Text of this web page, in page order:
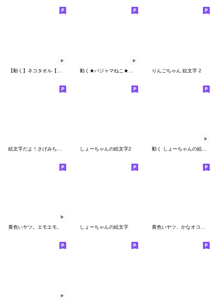
りんごちゃん 絵文字 2
しょーちゃんの絵文字2 動く しょーちゃんの絵文字ダヨ!
黄色いヤツ。エモエモ。 しょーちゃんの絵文字 黄色いヤツ、かなオコ絵文字